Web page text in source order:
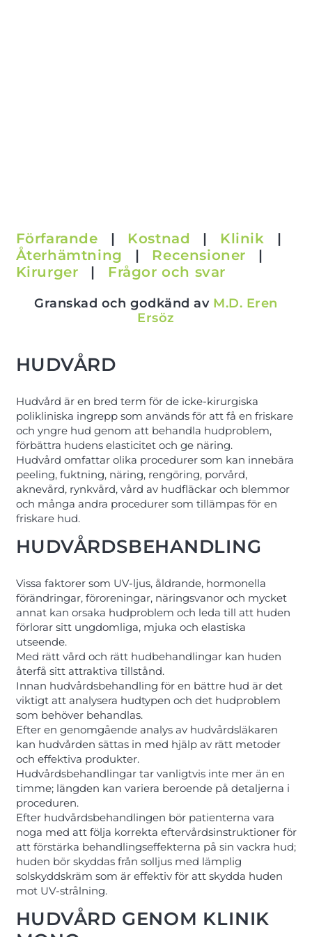
Förfarande | Kostnad | Klinik
|
Återhämtning
| Recensioner
|
Kirurger
| Frågor och svar
Granskad och godkänd av M.D. Eren
Ersöz
HUDVÅRD
Hudvård är en bred term för de icke-kirurgiska
polikliniska ingrepp som används för att få en friskare
och yngre hud genom att behandla hudproblem,
förbättra hudens elasticitet och ge näring.
Hudvård omfattar olika procedurer som kan innebära
peeling, fuktning, näring, rengöring, porvård,
aknevård, rynkvård, vård av hudfläckar och blemmor
och många andra procedurer som tillämpas för en
friskare hud.
HUDVÅRDSBEHANDLING
Vissa faktorer som UV-ljus, åldrande, hormonella
förändringar, föroreningar, näringsvanor och mycket
annat kan orsaka hudproblem och leda till att huden
förlorar sitt ungdomliga, mjuka och elastiska
utseende.
Med rätt vård och rätt hudbehandlingar kan huden
återfå sitt attraktiva tillstånd.
Innan hudvårdsbehandling för en bättre hud är det
viktigt att analysera hudtypen och det hudproblem
som behöver behandlas.
Efter en genomgående analys av hudvårdsläkaren
kan hudvården sättas in med hjälp av rätt metoder
och effektiva produkter.
Hudvårdsbehandlingar tar vanligtvis inte mer än en
timme; längden kan variera beroende på detaljerna i
proceduren.
Efter hudvårdsbehandlingen bör patienterna vara
noga med att följa korrekta eftervårdsinstruktioner för
att förstärka behandlingseffekterna på sin vackra hud;
huden bör skyddas från solljus med lämplig
solskyddskräm som är effektiv för att skydda huden
mot UV-strålning.
HUDVÅRD GENOM KLINIK